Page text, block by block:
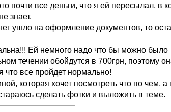
почти все деньги, что я ей пересылал, в
знает.
ушло на оформление документов, то
Ей немного надо что бы можно было
течении обойдутся в 700грн, поэтому
что все пройдет нормально!
которая хочет посмотреть что по чем, а
сделать фотки и выложить в теме.